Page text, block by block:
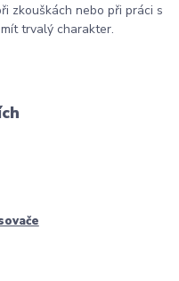
zkouškách nebo při práci s
trvalý charakter.